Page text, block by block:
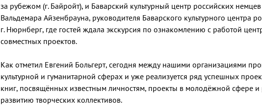
за рубежом (г. Байройт), и Баварский культурный центр российских
Вальдемара Айзенбрауна, руководителя Баварского культурного центра
г. Нюрнберг, где гостей ждала экскурсия по ознакомлению с работой
совместных проектов.
Как отметил Евгений Больгерт, сегодня между нашими организациями
культурной и гуманитарной сферах и уже реализуется ряд успешных
книг, посвящённых известным личностям, проекты в молодёжной сфере и
развитию творческих коллективов.